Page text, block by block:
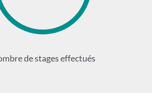
de stages effectués